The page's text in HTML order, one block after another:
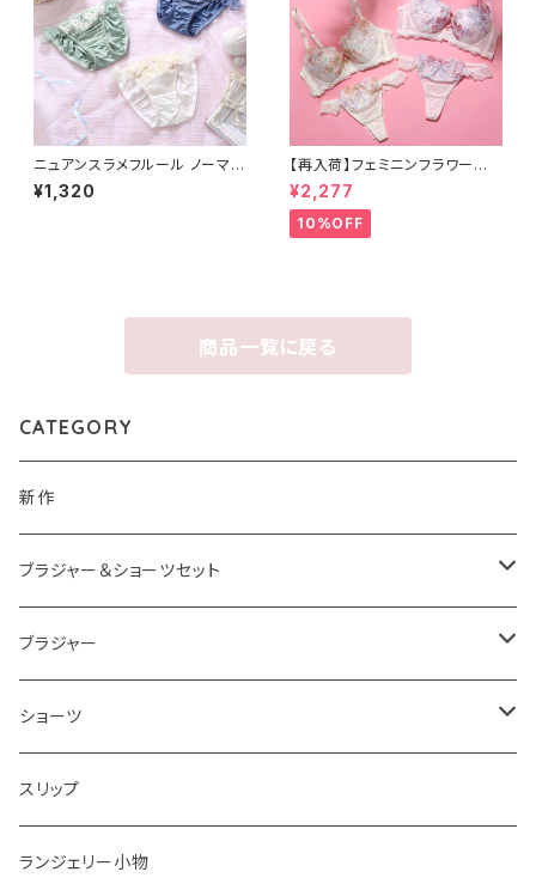
ニュアンスラメフルール ノーマル
ショーツ
¥1,320
【再入荷】フェミニンフラワー脇
高すっきりブラ＆Tバックレース
ショーツセット
¥2,277
10%OFF
商品一覧に戻る
CATEGORY
新作
ブラジャー＆ショーツセット
ブラジャー＆ショーツセットすべて
ナイスフィットシリーズ ブラジャー＆ショーツセット
ショーツサイズが選べる ブラジャー＆ショーツセット
2,000円以下ブラジャー＆ショーツセット
ブラジャー
ブラジャーすべて
ストラップレスブラ
着瘦せブラ
ショーツ
ショーツすべて
ノーマル
スリップ
ランジェリー小物